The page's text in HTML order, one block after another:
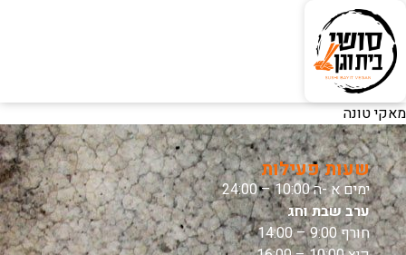
מאקי טונה
שעות פעילות
ימים א -ה 10:00 – 24:00
ערב שבת וחג
חורף 9:00 – 14:00